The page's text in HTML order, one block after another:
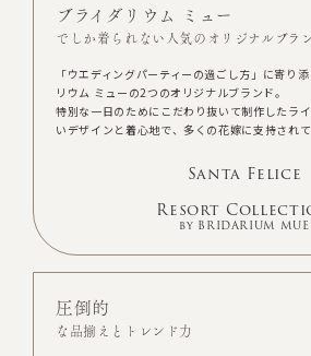
ブライダリウム ミュー
でしか着られない人気のオリジナルブラ
「ウエディングパーティーの過ごし方」に寄り
リウム ミューの2つのオリジナルブランド。
特別な一日のためにこだわり抜いて制作したラ
いデザインと着心地で、多くの花嫁に支持されて
Santa Felice
Resort
by BRIDARIUM MUE
圧倒的
な品揃えとトレンド力